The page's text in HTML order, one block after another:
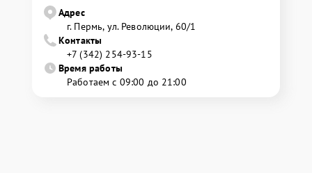
Адрес
г. Пермь, ул. ​Революции, 60/1
Контакты
+7 (342) 254-93-15
Время работы
Работаем с 09:00 до 21:00